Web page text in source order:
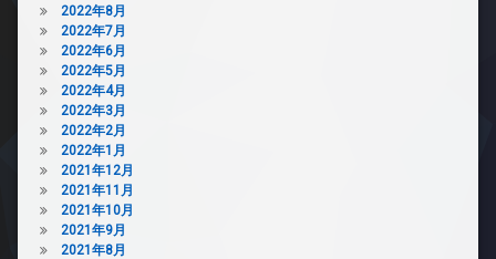
2022年8月
2022年7月
2022年6月
2022年5月
2022年4月
2022年3月
2022年2月
2022年1月
2021年12月
2021年11月
2021年10月
2021年9月
2021年8月